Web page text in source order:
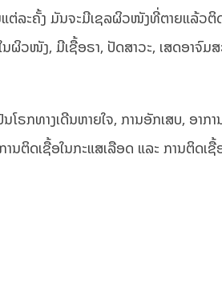
ແຕ່ລະຄັ້ງ ມັນຈະມີເຊລຜິວໜັງທີ່ຕາຍແລ້ວ
ນຜິວໜັງ, ມີເຊື້ອຣາ, ປັດສາວະ, ເສດອາຈົມ
ຣກທາງເດີນຫາຍໃຈ, ການອັກເສບ, ອາກ
ນຕິດເຊື້ອໃນກະແສເລືອດ ແລະ ການຕິດເ